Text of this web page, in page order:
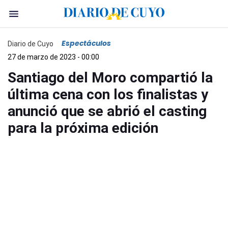
Diario de Cuyo Espectáculos
27 de marzo de 2023 - 00:00
Santiago del Moro compartió la
última cena con los finalistas y
anunció que se abrió el casting
para la próxima edición